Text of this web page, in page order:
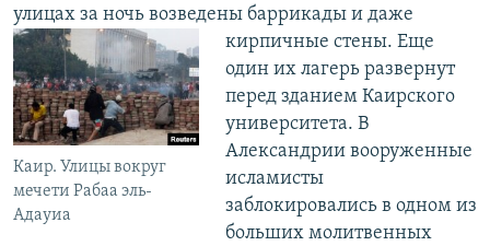
улицах за ночь возведены баррикады и даже
кирпичные стены.
Каир. Улицы вокруг
мечети Рабаа эль-
Адауиа
​ Еще
один их лагерь развернут
перед зданием Каирского
университета. В
Александрии вооруженные
исламисты
заблокировались в одном из
больших молитвенных